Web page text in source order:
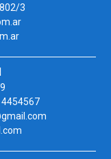
3
4454567